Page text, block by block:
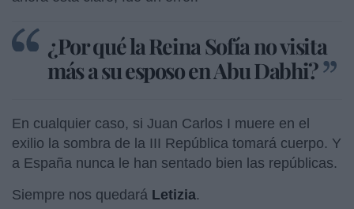
¿Por qué la Reina Sofía no visita
más a su esposo en Abu Dabhi?
En cualquier caso, si Juan Carlos I muere en el
exilio la sombra de la III República tomará cuerpo. Y
a España nunca le han sentado bien las repúblicas.
Siempre nos quedará Letizia.